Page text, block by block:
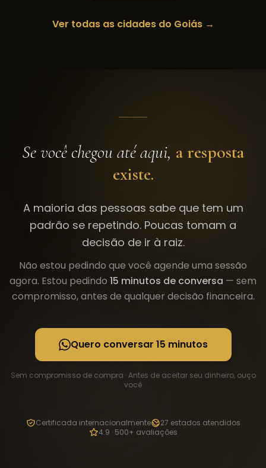
Ver todas as cidades do Goiás→
Se você chegou até aqui, a resposta
existe.
A maioria das pessoas sabe que tem um
padrão se repetindo. Poucas tomam a
decisão de ir à raiz.
Não estou pedindo que você agende uma sessão
agora. Estou pedindo 15 minutos de conversa — sem
compromisso, antes de qualquer decisão financeira.
Quero conversar 15 minutos
Sem compromisso de compra · Antes de aceitar seu dinheiro, ouço
você
Certificada internacionalmente
27 estados atendidos
4.9 · 500+ avaliações